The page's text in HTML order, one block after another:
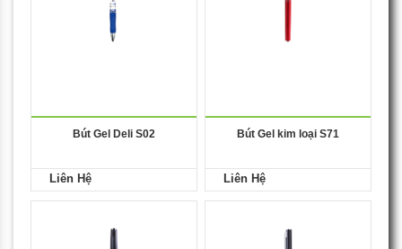
Bút Gel Deli S02
Liên Hệ
Bút Gel kim loại S71
Liên Hệ